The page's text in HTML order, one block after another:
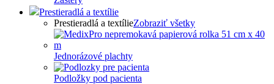
Prestieradlá a textílie
Prestieradlá a textílieZobraziť všetky
Jednorázové plachty
Podložky pod pacienta